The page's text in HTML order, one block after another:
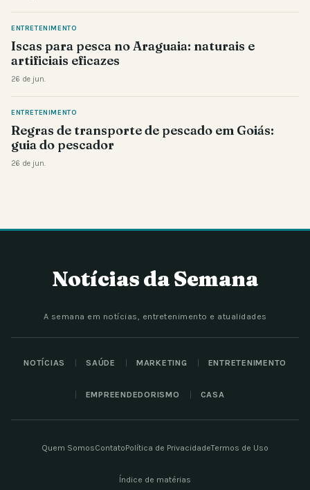
ENTRETENIMENTO
Iscas para pesca no Araguaia: naturais e
artificiais eficazes
26 de jun.
ENTRETENIMENTO
Regras de transporte de pescado em Goiás:
guia do pescador
26 de jun.
Notícias da Semana
A semana em notícias, entretenimento e atualidades
NOTÍCIAS SAÚDE MARKETING ENTRETENIMENTO
EMPREENDEDORISMO CASA
Quem SomosContatoPolítica de PrivacidadeTermos de Uso
Índice de matérias